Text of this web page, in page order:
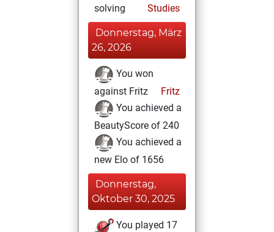
solving
Studies
Donnerstag, März
26, 2026
You won
against Fritz
Fritz
You achieved a
BeautyScore of 240
You achieved a
new Elo of 1656
Donnerstag,
Oktober 30, 2025
You played 17